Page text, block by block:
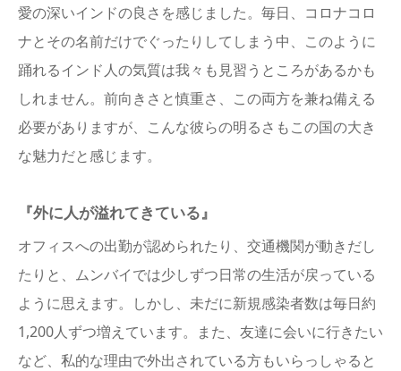
愛の深いインドの良さを感じました。毎日、コロナコロ
ナとその名前だけでぐったりしてしまう中、このように
踊れるインド人の気質は我々も見習うところがあるかも
しれません。前向きさと慎重さ、この両方を兼ね備える
必要がありますが、こんな彼らの明るさもこの国の大き
な魅力だと感じます。
『外に人が溢れてきている』
オフィスへの出勤が認められたり、交通機関が動きだし
たりと、ムンバイでは少しずつ日常の生活が戻っている
ように思えます。しかし、未だに新規感染者数は毎日約
1,200人ずつ増えています。また、友達に会いに行きたい
など、私的な理由で外出されている方もいらっしゃると